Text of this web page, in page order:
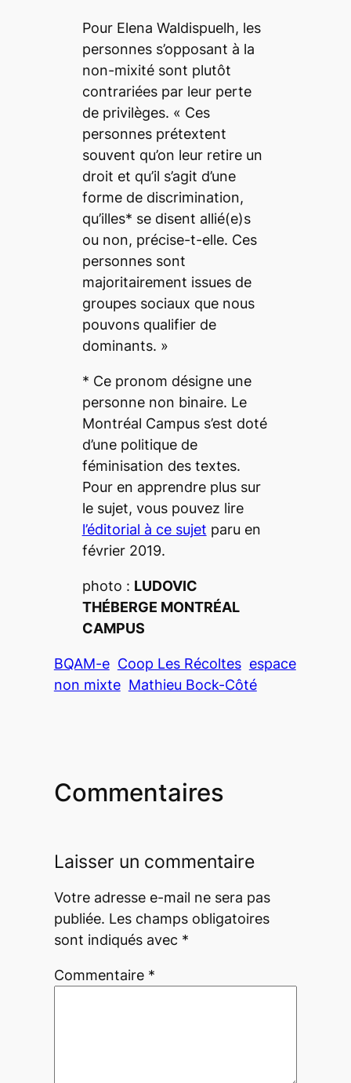
Pour Elena Waldispuelh, les
personnes s’opposant à la
non-mixité sont plutôt
contrariées par leur perte
de privilèges. « Ces
personnes prétextent
souvent qu’on leur retire un
droit et qu’il s’agit d’une
forme de discrimination,
qu’illes* se disent allié(e)s
ou non, précise-t-elle. Ces
personnes sont
majoritairement issues de
groupes sociaux que nous
pouvons qualifier de
dominants. »
* Ce pronom désigne une
personne non binaire. Le
Montréal Campus s’est doté
d’une politique de
féminisation des textes.
Pour en apprendre plus sur
le sujet, vous pouvez lire
l’éditorial à ce sujet paru en
février 2019.
photo : LUDOVIC
THÉBERGE MONTRÉAL
CAMPUS
BQAM-e Coop Les Récoltes espace
non mixte Mathieu Bock-Côté
Commentaires
Laisser un commentaire
Votre adresse e-mail ne sera pas
publiée. Les champs obligatoires
sont indiqués avec *
Commentaire *